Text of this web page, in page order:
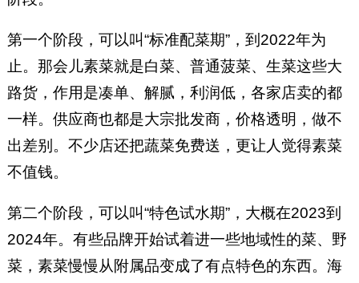
第一个阶段，可以叫“标准配菜期”，到2022年为
止。那会儿素菜就是白菜、普通菠菜、生菜这些大
路货，作用是凑单、解腻，利润低，各家店卖的都
一样。供应商也都是大宗批发商，价格透明，做不
出差别。不少店还把蔬菜免费送，更让人觉得素菜
不值钱。
第二个阶段，可以叫“特色试水期”，大概在2023到
2024年。有些品牌开始试着进一些地域性的菜、野
菜，素菜慢慢从附属品变成了有点特色的东西。海